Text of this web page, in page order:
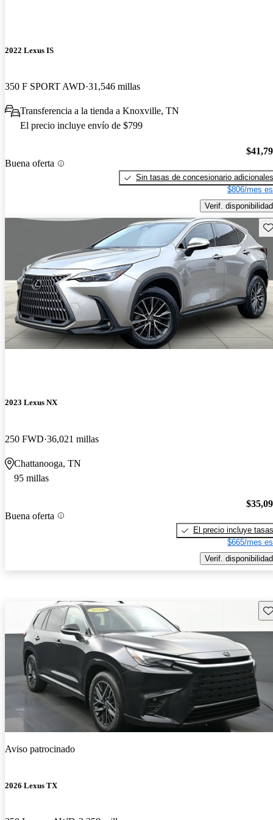
2022 Lexus IS
350 F SPORT AWD 31,546 millas
Transferencia a la tienda a Knoxville, TN
El precio incluye envío de $799
Buena oferta
Sin tasas de concesionario adicionales
$806/mes
Verif. disponibilidad
2023 Lexus NX
250 FWD 36,021 millas
Chattanooga, TN
95 millas
Buena oferta
El precio incluye tasas
$665/mes
Verif. disponibilidad
Aviso patrocinado
2026 Lexus TX